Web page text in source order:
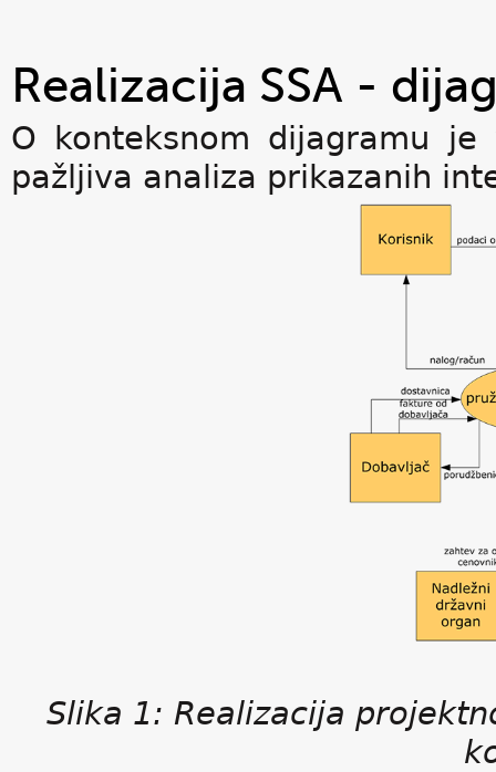
Realizacija SSA -
O konteksnom dijagramu
pažljiva analiza prikazanih
Slika 1: Realizacija